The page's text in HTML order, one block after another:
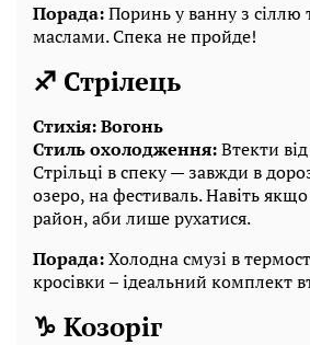
Порада:Поринь у ванну з сіллю
маслами. Спека не пройде!
♐ Стрілець
Стихія: Вогонь
Стиль охолодження:Втекти
Стрільці в спеку — завжди в
озеро, на фестиваль. Навіть якщо
район, аби лише рухатися.
Порада:Холодна смузі в
кросівки – ідеальний комплект
♑ Козоріг